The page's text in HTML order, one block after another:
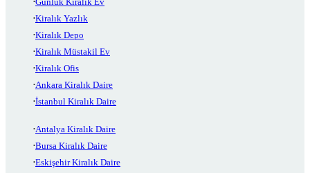
Kiralık Yazlık
Kiralık Depo
Kiralık Müstakil Ev
Kiralık Ofis
Ankara Kiralık Daire
İstanbul Kiralık Daire
Antalya Kiralık Daire
Bursa Kiralık Daire
Eskişehir Kiralık Daire